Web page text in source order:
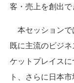
客・売上を創出で
本セッションで
既に主流のビジ
ケットプレイス
ト、さらに日本